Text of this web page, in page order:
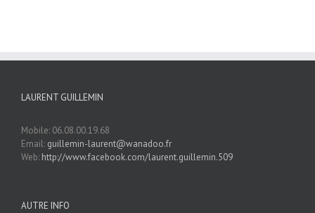
LAURENT GUILLEMIN
Mobile: 06.08.00.19.68
Email: guillemin-laurent@wanadoo.fr
Web: http://www.facebook.com/laurent.guillemin.509
AUTRE INFO